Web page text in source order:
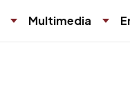
Multimedia